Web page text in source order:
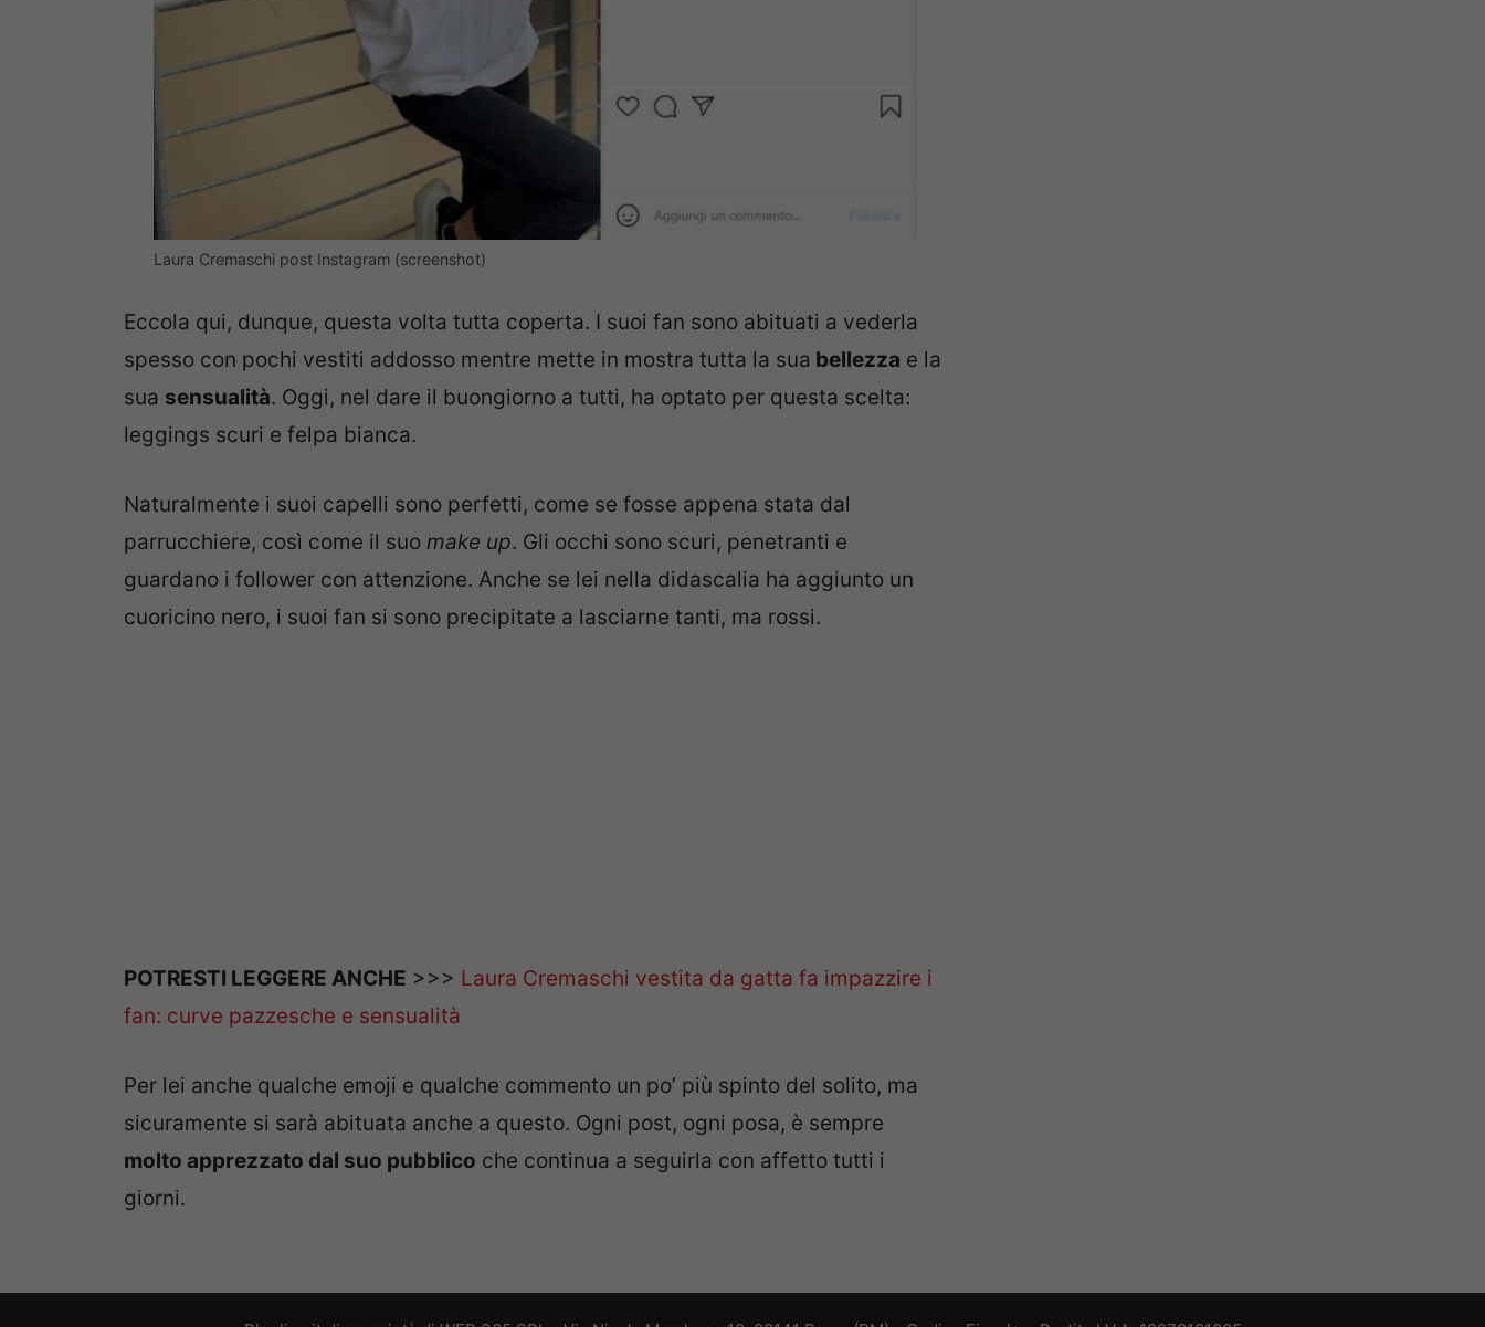
Laura Cremaschi post Instagram (screenshot)
Eccola qui, dunque, questa volta tutta coperta. I suoi fan sono abituati a vederla
spesso con pochi vestiti addosso mentre mette in mostra tutta la sua bellezza e la
sua sensualità. Oggi, nel dare il buongiorno a tutti, ha optato per questa scelta:
leggings scuri e felpa bianca.
Naturalmente i suoi capelli sono perfetti, come se fosse appena stata dal
parrucchiere, così come il suo make up. Gli occhi sono scuri, penetranti e
guardano i follower con attenzione. Anche se lei nella didascalia ha aggiunto un
cuoricino nero, i suoi fan si sono precipitate a lasciarne tanti, ma rossi.
POTRESTI LEGGERE ANCHE >>> Laura Cremaschi vestita da gatta fa impazzire i
fan: curve pazzesche e sensualità
Per lei anche qualche emoji e qualche commento un po’ più spinto del solito, ma
sicuramente si sarà abituata anche a questo. Ogni post, ogni posa, è sempre
molto apprezzato dal suo pubblico che continua a seguirla con affetto tutti i
giorni.